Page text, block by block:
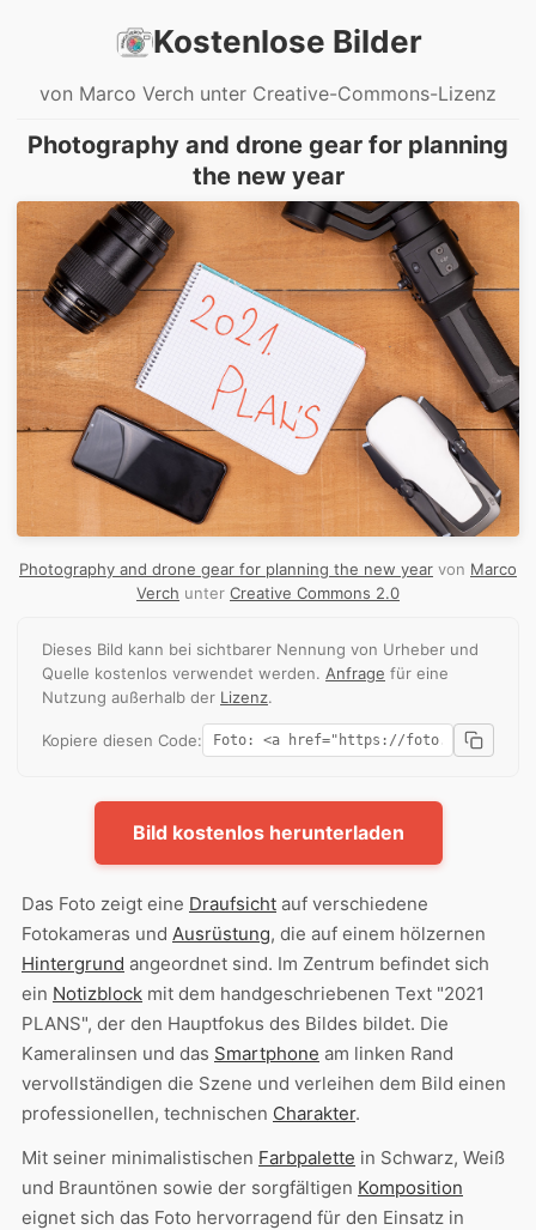
Kostenlose Bilder
von Marco Verch unter Creative-Commons-Lizenz
Photography and drone gear for planning
the new year
Photography and drone gear for planning the new year von Marco
Verch unter Creative Commons 2.0
Dieses Bild kann bei sichtbarer Nennung von Urheber und
Quelle kostenlos verwendet werden. Anfrage für eine
Nutzung außerhalb der Lizenz.
Kopiere diesen Code:
Bild kostenlos herunterladen
Das Foto zeigt eine Draufsicht auf verschiedene
Fotokameras und Ausrüstung, die auf einem hölzernen
Hintergrund angeordnet sind. Im Zentrum befindet sich
ein Notizblock mit dem handgeschriebenen Text "2021
PLANS", der den Hauptfokus des Bildes bildet. Die
Kameralinsen und das Smartphone am linken Rand
vervollständigen die Szene und verleihen dem Bild einen
professionellen, technischen Charakter.
Mit seiner minimalistischen Farbpalette in Schwarz, Weiß
und Brauntönen sowie der sorgfältigen Komposition
eignet sich das Foto hervorragend für den Einsatz in